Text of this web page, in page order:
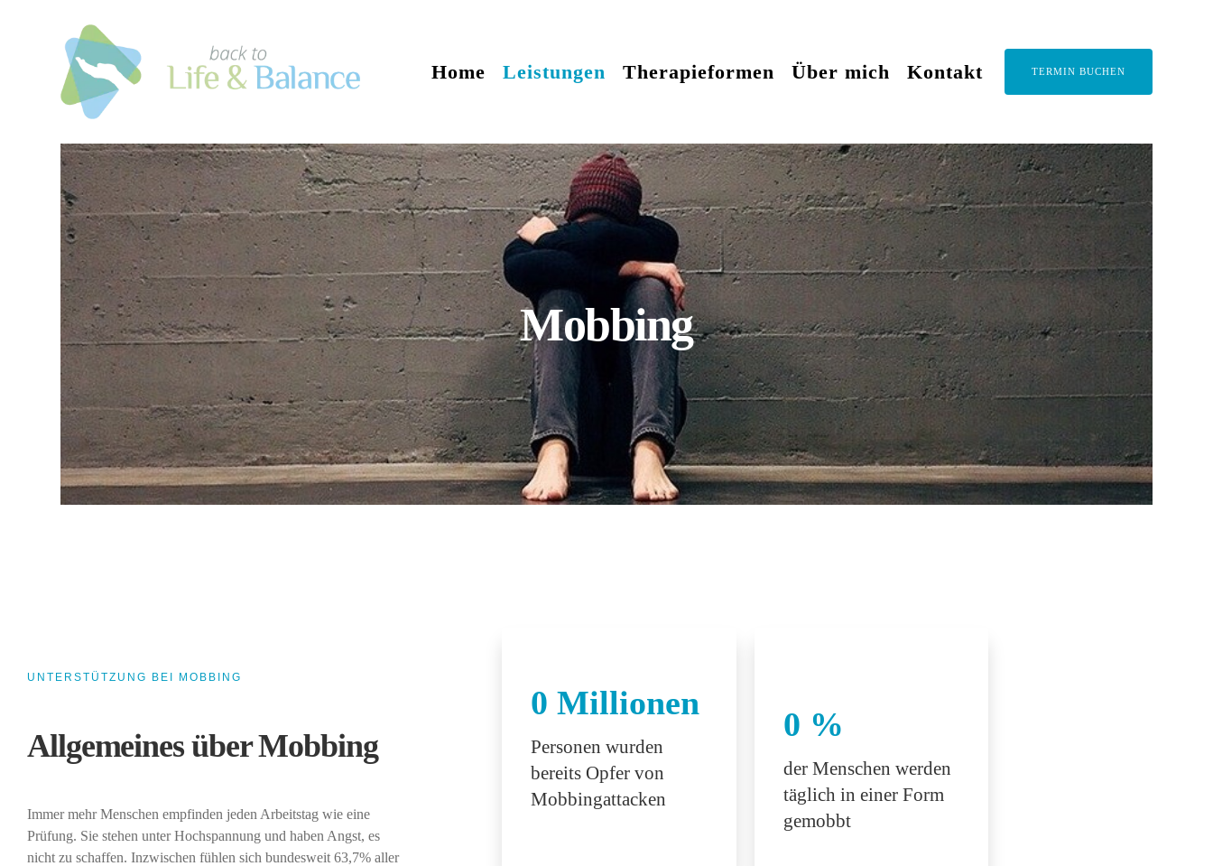
Home Leistungen Therapieformen Über mich Kontakt TERMIN BUCHEN
Mobbing
UNTERSTÜTZUNG BEI MOBBING
Allgemeines über Mobbing
Immer mehr Menschen empfinden jeden Arbeitstag wie eine
Prüfung. Sie stehen unter Hochspannung und haben Angst, es
nicht zu schaffen. Inzwischen fühlen sich bundesweit 63,7% aller
0 Millionen
Personen wurden
bereits Opfer von
Mobbingattacken
0 %
der Menschen werden
täglich in einer Form
gemobbt